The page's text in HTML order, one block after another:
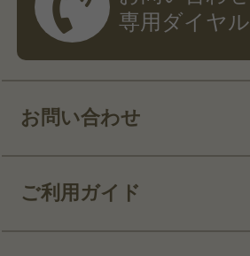
専用ダイヤル
お問い合わせ
ご利用ガイド